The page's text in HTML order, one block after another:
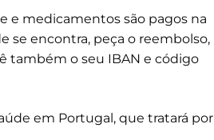
e medicamentos são pagos na
se encontra, peça o reembolso,
também o seu IBAN e código
em Portugal, que tratará por